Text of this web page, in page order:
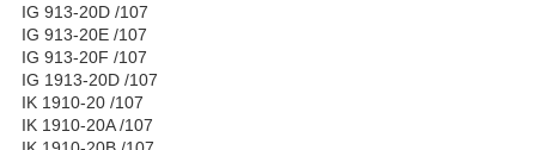
IG 913-20D /107
IG 913-20E /107
IG 913-20F /107
IG 1913-20D /107
IK 1910-20 /107
IK 1910-20A /107